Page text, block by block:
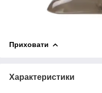
Приховати
Характеристики